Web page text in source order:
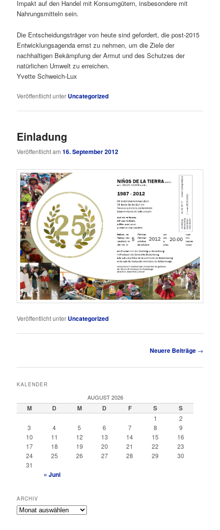
Impakt auf den Handel mit Konsumgütern, insbesondere mit
Nahrungsmitteln sein.
Die Entscheidungsträger von heute sind gefordert, die post-2015
Entwicklungsagenda ernst zu nehmen, um die Ziele der
nachhaltigen Bekämpfung der Armut und des Schutzes der
natürlichen Umwelt zu erreichen.
Yvette Schweich-Lux
Veröffentlicht unter Uncategorized
Einladung
Veröffentlicht am16. September 2012
Veröffentlicht unter Uncategorized
Neuere Beiträge →
KALENDER
AUGUST 2026
M D M D F S S
1
2
3
4 5 6 7 8
9
10
11 12 13 14 15
16
17
18 19 20 21 22
23
24
25 26 27 28 29
30
31
« Juni
ARCHIV
Archiv